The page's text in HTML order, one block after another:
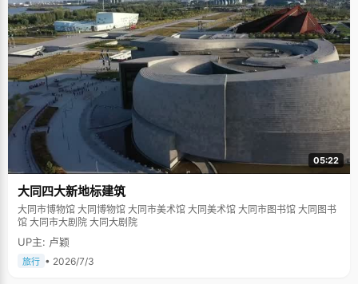
05:22
大同四大新地标建筑
大同市博物馆 大同博物馆 大同市美术馆 大同美术馆 大同市图书馆 大同图书
馆 大同市大剧院 大同大剧院
UP主: 卢颖
旅行 • 2026/7/3